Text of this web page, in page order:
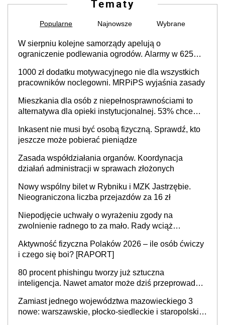
Tematy
Popularne Najnowsze Wybrane
W sierpniu kolejne samorządy apelują o
ograniczenie podlewania ogrodów. Alarmy w 625
cały kraj
1000 zł dodatku motywacyjnego nie dla wszystkich
pracowników noclegowni. MRPiPS wyjaśnia zasady
Mieszkania dla osób z niepełnosprawnościami to
alternatywa dla opieki instytucjonalnej. 53% chce
Inkasent nie musi być osobą fizyczną. Sprawdź, kto
jeszcze może pobierać pieniądze
Zasada współdziałania organów. Koordynacja
działań administracji w sprawach złożonych
Nowy wspólny bilet w Rybniku i MZK Jastrzębie.
Nieograniczona liczba przejazdów za 16 zł
Niepodjęcie uchwały o wyrażeniu zgody na
zwolnienie radnego to za mało. Rady wciąż
sprawy
Aktywność fizyczna Polaków 2026 – ile osób ćwiczy
i czego się boi? [RAPORT]
80 procent phishingu tworzy już sztuczna
inteligencja. Nawet amator może dziś przeprowadzić
Zamiast jednego województwa mazowieckiego 3
nowe: warszawskie, płocko-siedleckie i staropolskie.